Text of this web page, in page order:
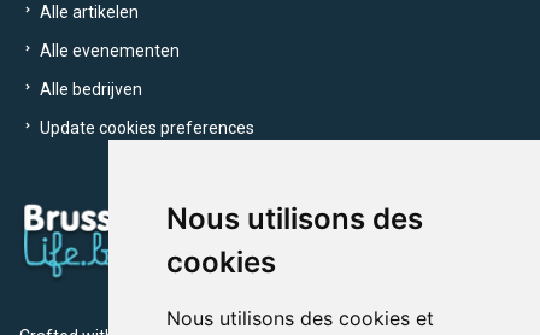
Nous utilisons des
cookies
Nous utilisons des cookies et
Alle artikelen
Alle evenementen
Alle bedrijven
Update cookies preferences